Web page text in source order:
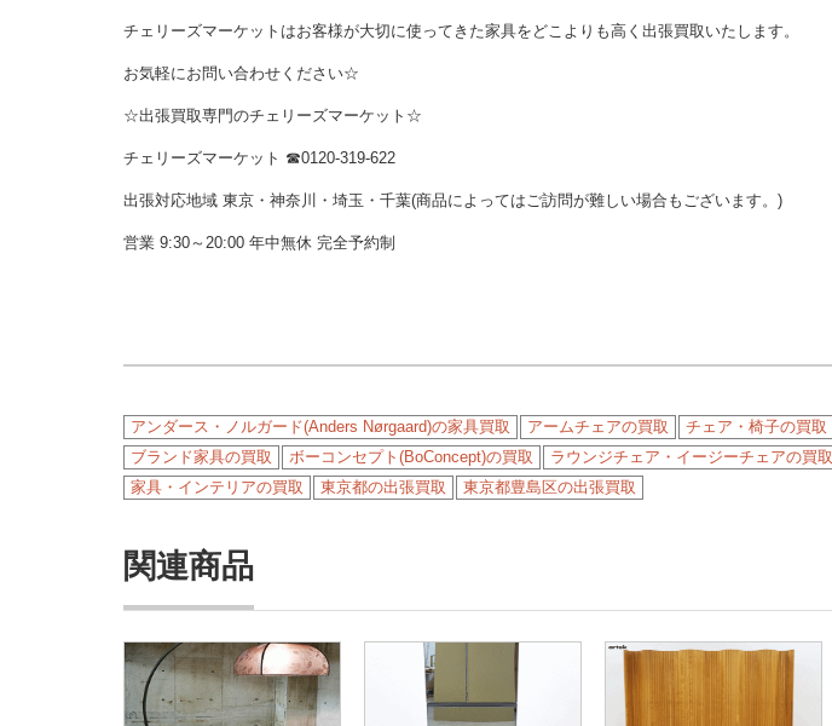
チェリーズマーケットはお客様が大切に使ってきた家具をどこよりも高く出張買取いたします。
お気軽にお問い合わせください☆
☆出張買取専門のチェリーズマーケット☆
チェリーズマーケット ☎︎0120-319-622
出張対応地域 東京・神奈川・埼玉・千葉(商品によってはご訪問が難しい場合もございます。)
営業 9:30～20:00 年中無休 完全予約制
アンダース・ノルガード(Anders Nørgaard)の家具買取 アームチェアの買取 チェア・椅子の買取
ブランド家具の買取
ボーコンセプト(BoConcept)の買取 ラウンジチェア・イージーチェアの買取
家具・インテリアの買取
東京都の出張買取 東京都豊島区の出張買取
関連商品